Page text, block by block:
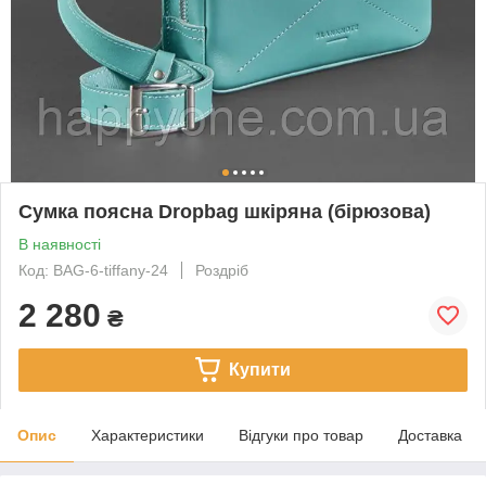
Сумка поясна Dropbag шкіряна (бірюзова)
В наявності
Код: BAG-6-tiffany-24
Роздріб
2 280 ₴
Купити
Опис Характеристики Відгуки про товар Доставка